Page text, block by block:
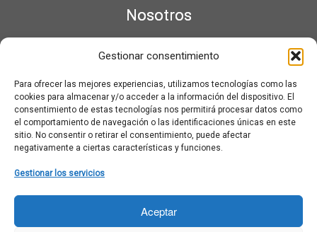
Gestionar consentimiento
Para ofrecer las mejores experiencias, utilizamos tecnologías como las
cookies para almacenar y/o acceder a la información del dispositivo. El
consentimiento de estas tecnologías nos permitirá procesar datos como
el comportamiento de navegación o las identificaciones únicas en este
sitio. No consentir o retirar el consentimiento, puede afectar
negativamente a ciertas características y funciones.
Gestionar los servicios
Aceptar
Nosotros
Aviso legal
Más información sobre las cookies
Noticias al correo
Política de cookies
Política de cookies (UE)
Política de privacidad
Ponte en contacto con nosotros
Buscar: